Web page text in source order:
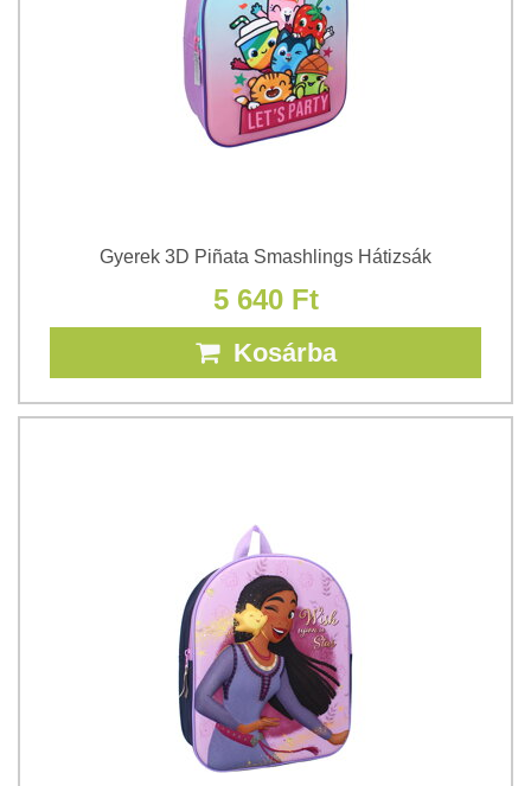
Gyerek 3D Piñata Smashlings Hátizsák
5 640 Ft
Kosárba